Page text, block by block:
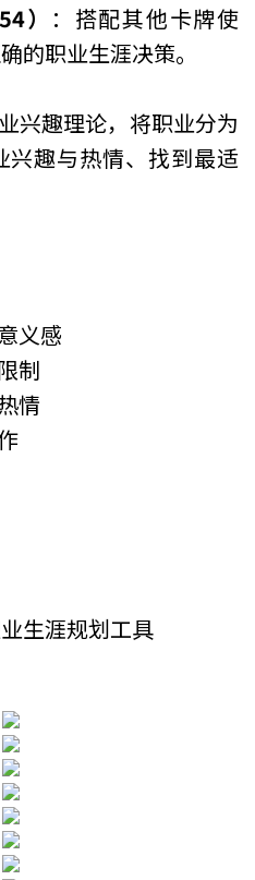
）
：搭配其他卡牌使
的职业生涯决策。
兴趣理论，将职业分为
兴趣与热情、找到最适
义感
制
情
生涯规划工具